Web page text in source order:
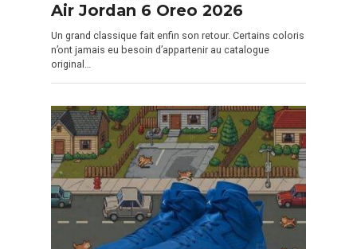
Air Jordan 6 Oreo 2026
Un grand classique fait enfin son retour. Certains coloris
n’ont jamais eu besoin d’appartenir au catalogue
original…